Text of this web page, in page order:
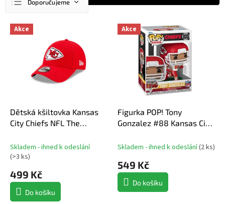
Doporučujeme
Nejprodávanější
Abecedně
V Akce
Dětská kšiltovka Kansas
City Chiefs NFL The
Skladem - ihned k odeslání
(>3 ks)
499 Kč
Do košíku
Akce
Figurka POP! Tony
Gonzalez #88 Kansas City
Skladem - ihned k odeslání(2 ks)
549 Kč
Do košíku